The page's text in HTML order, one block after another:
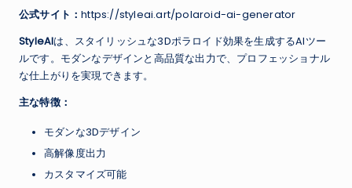
公式サイト：https://styleai.art/polaroid-ai-generator
StyleAIは、スタイリッシュな3Dポラロイド効果を生成するAIツー
ルです。モダンなデザインと高品質な出力で、プロフェッショナル
な仕上がりを実現できます。
主な特徴：
モダンな3Dデザイン
高解像度出力
カスタマイズ可能